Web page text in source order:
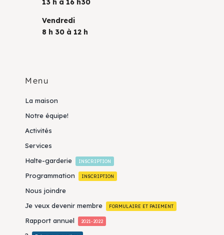
13 h à 16 h30
Vendredi
8 h 30 à 12 h
Menu
La maison
Notre équipe!
Activités
Services
Halte-garderie
INSCRIPTION
Programmation INSCRIPTION
Nous joindre
Je veux devenir membre
FORMULAIRE ET PAIEMENT
Rapport annuel 2021-2022